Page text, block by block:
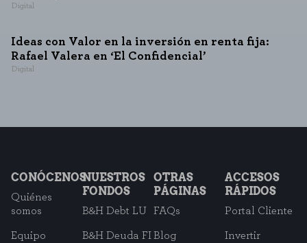
Digital
Ideas con Valor en la inversión en renta fija:
Rafael Valera en ‘El Confidencial’
Digital
CONÓCENOS
Quiénes
somos
Equipo
NUESTROS
FONDOS
B&H Debt LU
B&H Deuda FI
OTRAS
PÁGINAS
FAQs
Blog
ACCESOS
RÁPIDOS
Portal Cliente
Invertir